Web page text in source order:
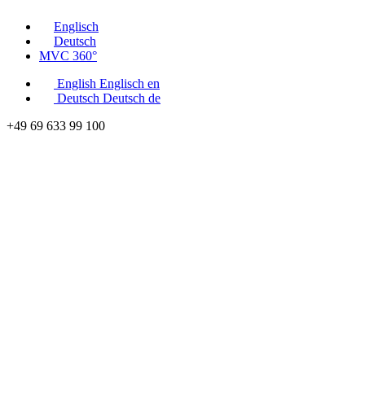
Englisch
Deutsch
MVC 360°
English Englisch en
Deutsch Deutsch de
+49 69 633 99 100